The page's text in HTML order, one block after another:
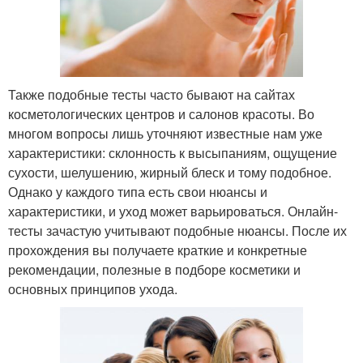
Также подобные тесты часто бывают на сайтах
косметологических центров и салонов красоты. Во
многом вопросы лишь уточняют известные нам уже
характеристики: склонность к высыпаниям, ощущение
сухости, шелушению, жирный блеск и тому подобное.
Однако у каждого типа есть свои нюансы и
характеристики, и уход может варьироваться. Онлайн-
тесты зачастую учитывают подобные нюансы. После их
прохождения вы получаете краткие и конкретные
рекомендации, полезные в подборе косметики и
основных принципов ухода.